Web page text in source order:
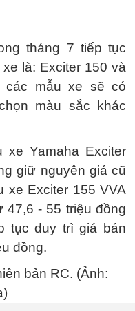
tháng 7 tiếp tục
là: Exciter 150 và
các mẫu xe sẽ có
màu sắc khác
xe Yamaha Exciter
giữ nguyên giá cũ
xe Exciter 155 VVA
- 55 triệu đồng
tục duy trì giá bán
đồng.